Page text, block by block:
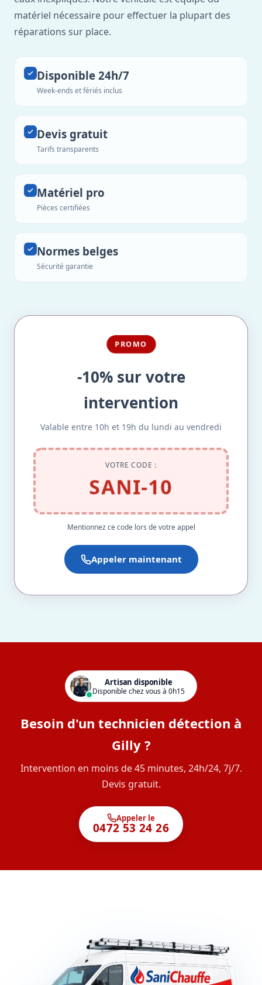
matériel nécessaire pour effectuer la plupart des
réparations sur place.
Disponible 24h/7
Week-ends et fériés inclus
Devis gratuit
Tarifs transparents
Matériel pro
Pièces certifiées
Normes belges
Sécurité garantie
PROMO
-10% sur votre
intervention
Valable entre 10h et 19h du lundi au vendredi
VOTRE CODE :
SANI-10
Mentionnez ce code lors de votre appel
Appeler maintenant
Artisan disponible
Disponible chez vous à 0h15
Besoin d'un technicien détection à
Gilly ?
Intervention en moins de 45 minutes, 24h/24, 7j/7.
Devis gratuit.
Appeler le
0472 53 24 26